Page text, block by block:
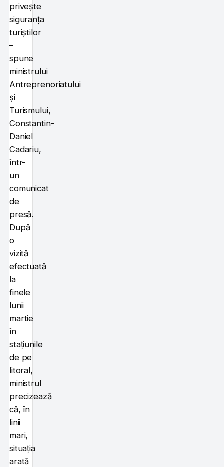
priveşte
siguranţa
turiştilor
–
spune
ministrului
Antreprenoriatului
şi
Turismului,
Constantin-
Daniel
Cadariu,
într-
un
comunicat
de
presă.
După
o
vizită
efectuată
la
finele
lunii
martie
în
stațiunile
de pe
litoral,
ministrul
precizează
că, în
linii
mari,
situația
arată